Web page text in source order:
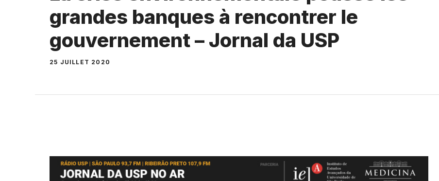
grandes banques à rencontrer le
gouvernement – Jornal da USP
25 JUILLET 2020